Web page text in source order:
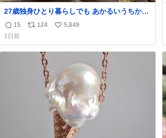
27歳独身ひとり暮らしでも あかるいうちから
呑みながらキッチンでひとり焼肉できてしあ
わせだもん՞ o̴̶̷̥ ̫ o̴̶̷̥ ՞
返
信
数
15
リ
ス
124
い
ね
5,849
1日前